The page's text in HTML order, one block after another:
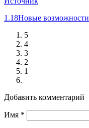
1.18Новые возможности
5
4
3
2
1
Добавить комментарий
Имя *